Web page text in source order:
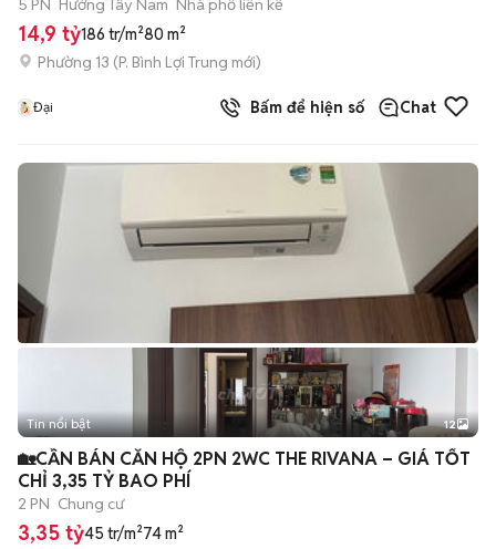
5 PN Hướng Tây Nam Nhà phố liền kề
14,9 tỷ186 tr/m²80 m²
Phường 13 (P. Bình Lợi Trung mới)
Đại Bấm để hiện số Chat
+2
Tin nổi bật 12
🏡CẦN BÁN CĂN HỘ 2PN 2WC THE RIVANA – GIÁ TỐT
CHỈ 3,35 TỶ BAO PHÍ
2 PN Chung cư
3,35 tỷ45 tr/m²74 m²